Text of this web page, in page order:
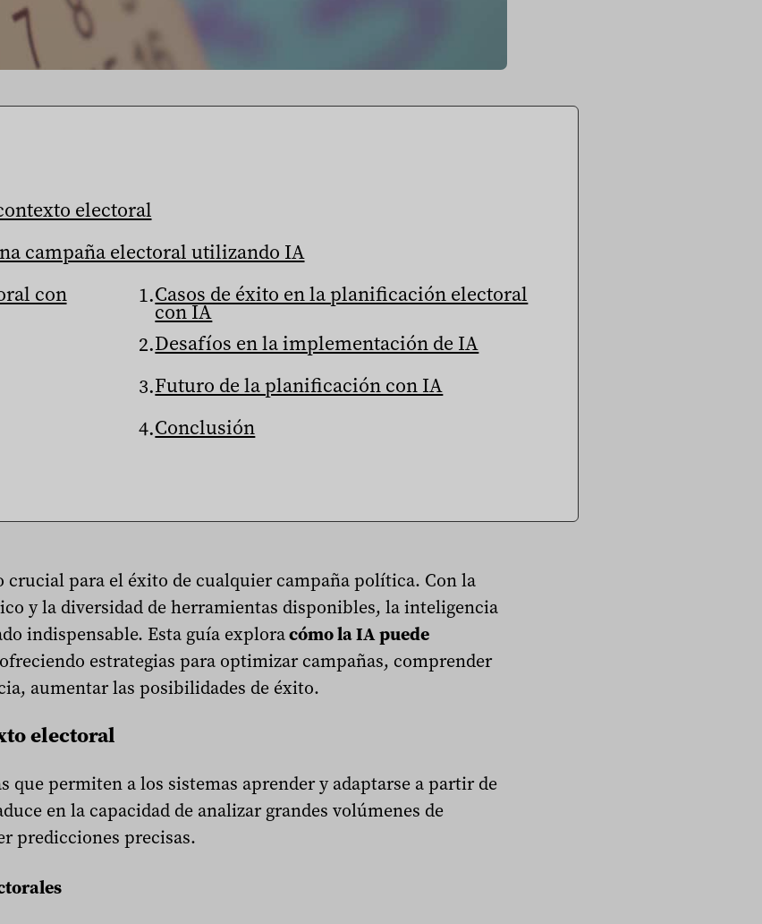
electoral
campaña electoral utilizando IA
con
Casos de éxito en la planificación electoral
con IA
Desafíos en la implementación de IA
Futuro de la planificación con IA
Conclusión
crucial para el éxito de cualquier campaña política. Con la
y la diversidad de herramientas disponibles, la inteligencia
indispensable. Esta guía exploracómo la IA puede
ofreciendo estrategias para optimizar campañas, comprender
aumentar las posibilidades de éxito.
electoral
que permiten a los sistemas aprender y adaptarse a partir de
en la capacidad de analizar grandes volúmenes de
predicciones precisas.